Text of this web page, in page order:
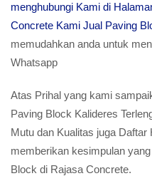
menghubungi Kami di
Concrete Kami Jual Paving
memudahkan anda untuk
Whatsapp
Atas Prihal yang kami
Paving Block Kalideres
Mutu dan Kualitas juga Daftar
memberikan kesimpulan
Block di Rajasa Concrete.